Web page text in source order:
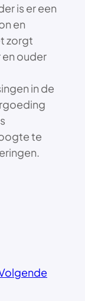
is er een
en
zorgt
en ouder
in de
te